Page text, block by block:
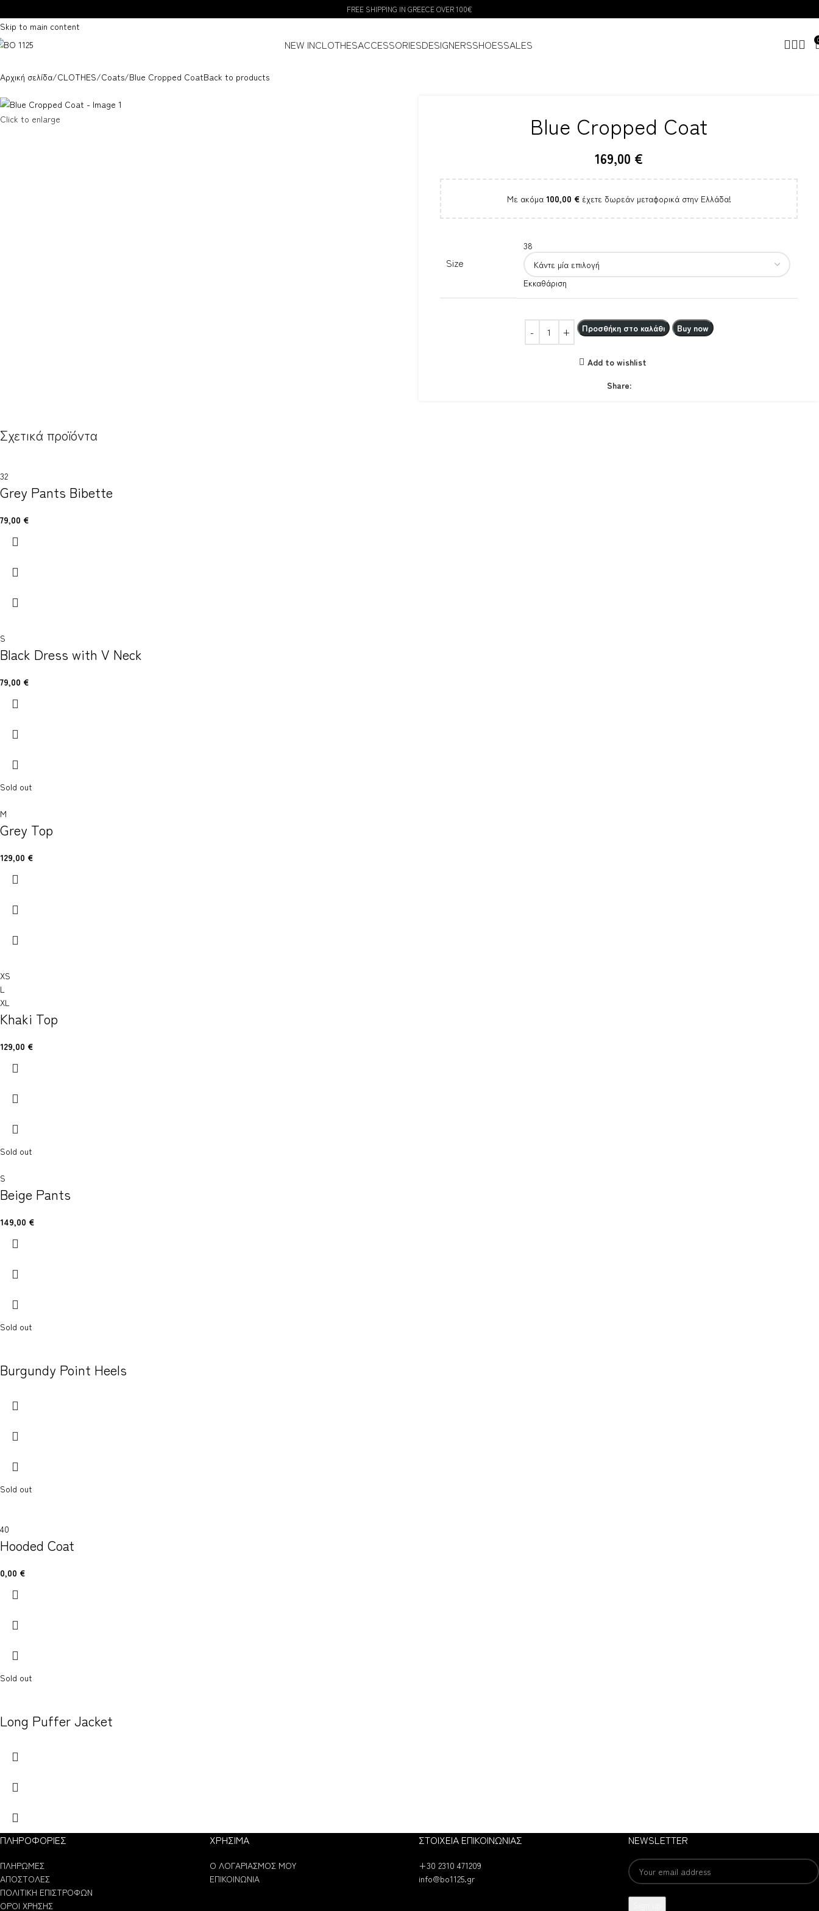
Skip to main content
FREE SHIPPING IN GREECE OVER 100€
NEW INCLOTHESACCESSORIESDESIGNERSSHOESSALES 0
Αρχική σελίδα CLOTHES Coats Blue Cropped CoatBack to products
Click to enlarge Blue Cropped Coat
169,00 €
Με ακόμα 100,00 €έχετε δωρεάν μεταφορικά στην Ελλάδα!
Size
38
Εκκαθάριση
Προσθήκη στο καλάθι Buy now
Add to wishlist
Share:
Σχετικά προϊόντα
32
Grey Pants Bibette
79,00 €
S
Black Dress with V Neck
79,00 €
Sold out
M
Grey Top
129,00 €
XS
L
XL
Khaki Top
129,00 €
Sold out
S
Beige Pants
149,00 €
Sold out
Burgundy Point Heels
Sold out
40
Hooded Coat
0,00 €
Sold out
Long Puffer Jacket
ΠΛΗΡΟΦΟΡΙΕΣ
ΠΛΗΡΩΜΕΣ
ΑΠΟΣΤΟΛΕΣ
ΠΟΛΙΤΙΚΗ ΕΠΙΣΤΡΟΦΩΝ
ΟΡΟΙ ΧΡΗΣΗΣ
ΧΡΗΣΙΜΑ
Ο ΛΟΓΑΡΙΑΣΜΟΣ ΜΟΥ
ΕΠΙΚΟΙΝΩΝΙΑ
ΣΤΟΙΧΕΙΑ ΕΠΙΚΟΙΝΩΝΙΑΣ
+30 2310 471209
info@bo1125.gr
NEWSLETTER